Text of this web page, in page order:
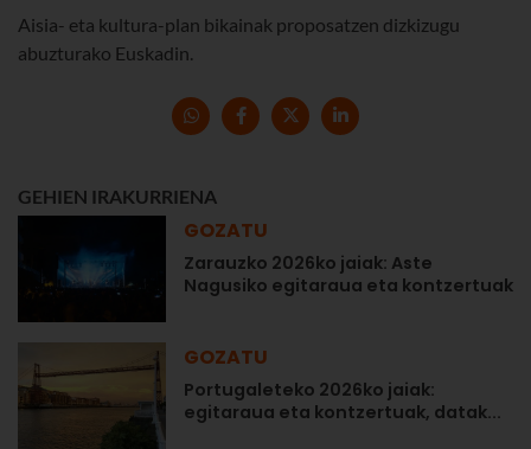
Aisia- eta kultura-plan bikainak proposatzen dizkizugu
abuzturako Euskadin.
GEHIEN IRAKURRIENA
GOZATU
Zarauzko 2026ko jaiak: Aste
Nagusiko egitaraua eta kontzertuak
GOZATU
Portugaleteko 2026ko jaiak:
egitaraua eta kontzertuak, datak...